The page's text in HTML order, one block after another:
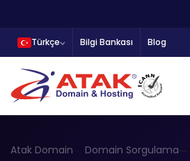
Türkçe Bilgi Bankası Blog
Atak Domain Domain Sorgulama